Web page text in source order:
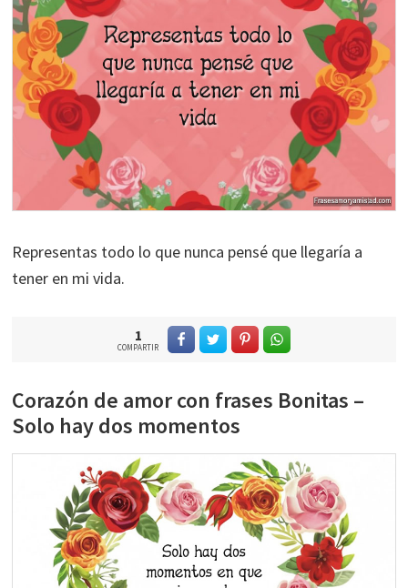
Representas todo lo que nunca pensé que llegaría a
tener en mi vida.
1
COMPARTIR
Corazón de amor con frases Bonitas –
Solo hay dos momentos